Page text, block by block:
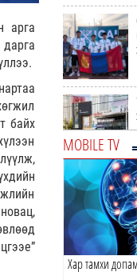
арга
байх
MOBILE TV
Хар тамхи